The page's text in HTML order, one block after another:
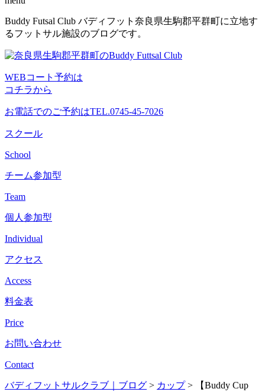
コ
ン
ン
へ
ス
キ
ッ
プ
Buddy Futsal Club バディフット奈良県生駒郡平群町に立地す
るフットサル施設のブログです。
WEBコート予約は
コチラから
お電話でのご予約はTEL.0745-45-7026
スクール
School
チーム参加型
Team
個人参加型
Individual
アクセス
Access
料金表
Price
お問い合わせ
Contact
バディフットサルクラブ｜ブログ > カップ>
【Buddy Cup